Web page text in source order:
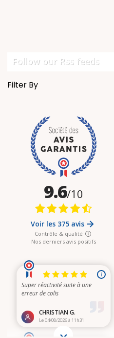
Follow our Rss feeds
Filter By